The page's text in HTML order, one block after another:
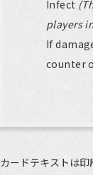
Infect
players
If
counter
カードテキストは印